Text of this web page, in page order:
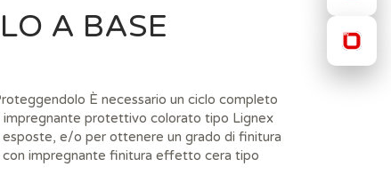
A BASE
È necessario un ciclo completo
protettivo colorato tipo Lignex
e/o per ottenere un grado di finitura
impregnante finitura effetto cera tipo